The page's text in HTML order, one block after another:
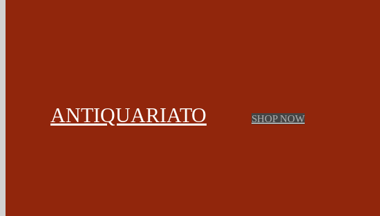
ANTIQUARIATO SHOP NOW